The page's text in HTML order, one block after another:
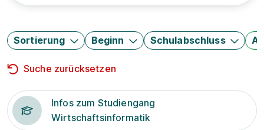
Sortierung Beginn Schulabschluss
Suche zurücksetzen
Infos zum Studiengang
Wirtschaftsinformatik